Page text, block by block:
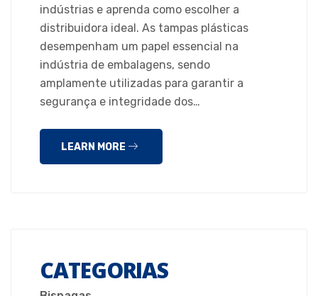
indústrias e aprenda como escolher a
distribuidora ideal. As tampas plásticas
desempenham um papel essencial na
indústria de embalagens, sendo
amplamente utilizadas para garantir a
segurança e integridade dos…
LEARN MORE
CATEGORIAS